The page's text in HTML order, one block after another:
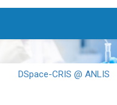
DSpace-CRIS @ ANLIS